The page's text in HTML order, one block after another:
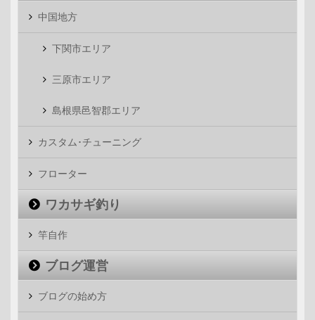
中国地方
下関市エリア
三原市エリア
島根県邑智郡エリア
カスタム･チューニング
フローター
ワカサギ釣り
竿自作
ブログ運営
ブログの始め方